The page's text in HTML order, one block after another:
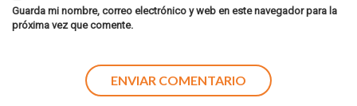
Guarda mi nombre, correo electrónico y web en este navegador para la
próxima vez que comente.